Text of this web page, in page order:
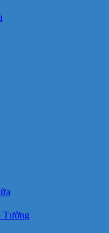
Tường